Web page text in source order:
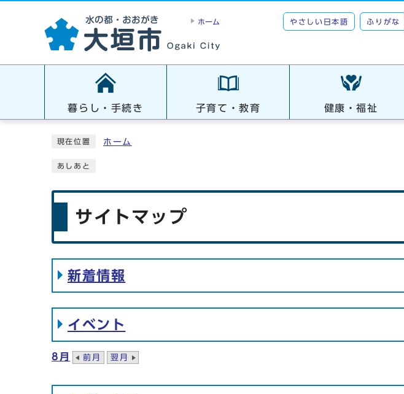
ホーム やさしい日本語 ふりがな
暮らし・手続き 子育て・教育 健康・福祉
現在位置 ホーム
あしあと
サイトマップ
新着情報
イベント
8月 前月 翌月